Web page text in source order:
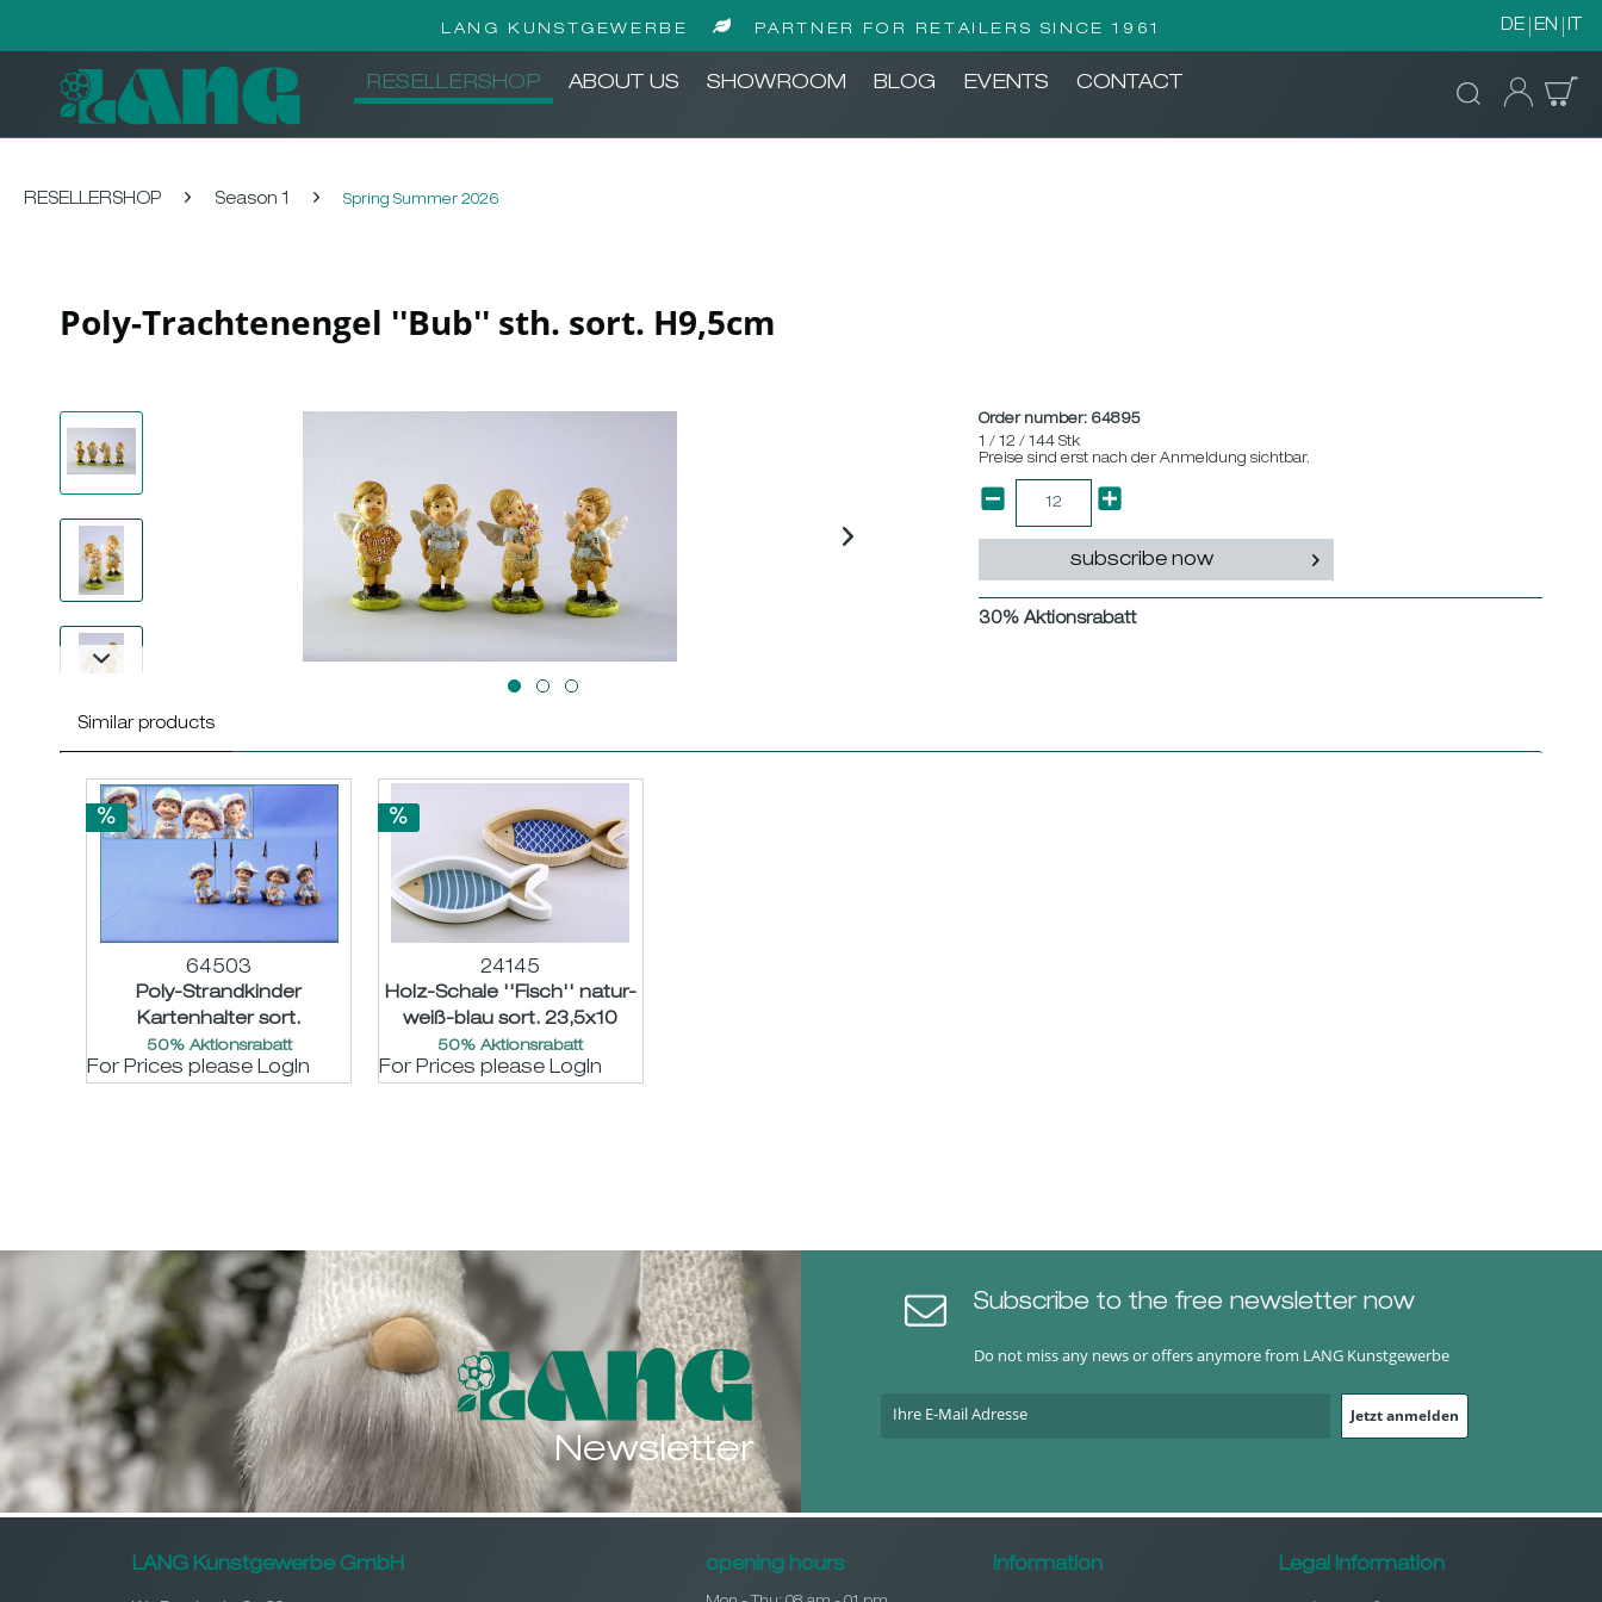
LANG KUNSTGEWERBE PARTNER FOR RETAILERS SINCE 1961 DE EN IT
RESELLERSHOP ABOUT US SHOWROOM BLOG EVENTS CONTACT
RESELLERSHOP Season 1 Spring Summer 2026
Poly-Trachtenengel ''Bub'' sth. sort. H9,5cm
Order number: 64895
1 / 12 / 144 Stk
Preise sind erst nach der Anmeldung sichtbar.
subscribe now
30% Aktionsrabatt
Similar products
64503
Poly-Strandkinder
Kartenhalter sort.
H6,5/11cm
50% Aktionsrabatt
For Prices please LogIn
24145
Holz-Schale ''Fisch'' natur-
weiß-blau sort. 23,5x10
H3cm
50% Aktionsrabatt
For Prices please LogIn
Newsletter
Subscribe to the free newsletter now
Do not miss any news or offers anymore from LANG Kunstgewerbe
Jetzt anmelden
LANG Kunstgewerbe GmbH opening hours Information Legal Information